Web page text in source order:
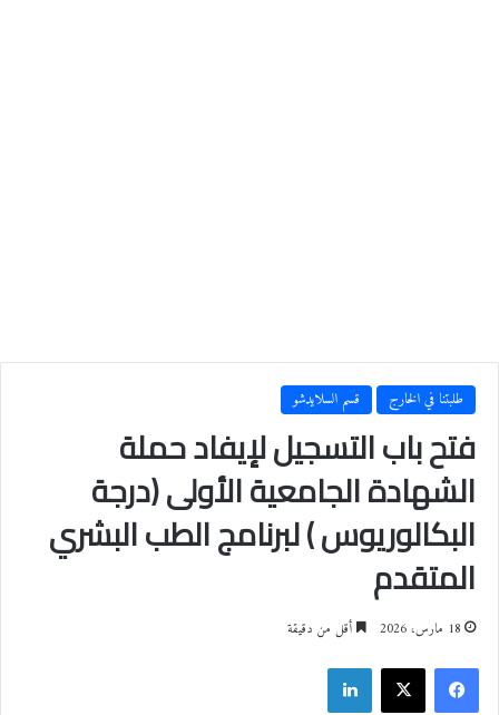
طلبتنا في الخارج قسم السلايدشو
فتح باب التسجيل لإيفاد حملة
الشهادة الجامعية الأولى (درجة
البكالوريوس ) لبرنامج الطب البشري
المتقدم
18 مارس، 2026 أقل من دقيقة
فيسبوك ‫X لينكدإن